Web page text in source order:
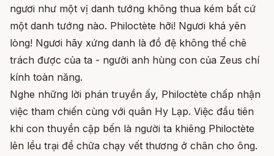
ngươi như một vị danh tướng không thua kém bất cứ
một danh tướng nào. Philoctète hỡi! Ngươi khá yên
lòng! Ngươi hãy xứng danh là đồ đệ không thể chê
trách được của ta - người anh hùng con của Zeus chí
kính toàn năng.
Nghe những lời phán truyền ấy, Philoctète chấp nhận
việc tham chiến cùng với quân Hy Lạp. Việc đầu tiên
khi con thuyền cập bến là người ta khiêng Philoctète
lên lều trại để chữa chạy vết thương ở chân cho ông.